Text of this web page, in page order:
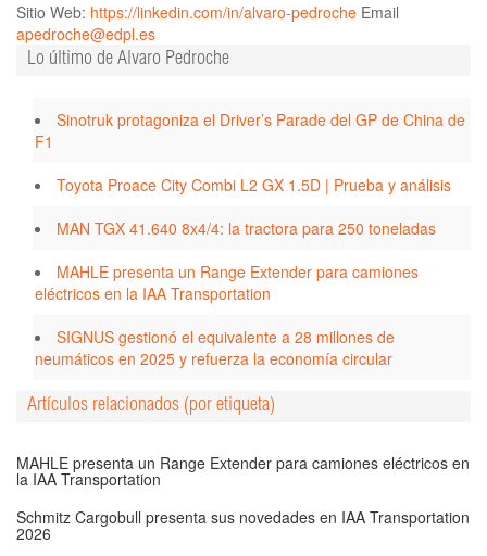
Sitio Web: https://linkedin.com/in/alvaro-pedroche Email
apedroche@edpl.es
Lo último de Alvaro Pedroche
Sinotruk protagoniza el Driver’s Parade del GP de China de
F1
Toyota Proace City Combi L2 GX 1.5D | Prueba y análisis
MAN TGX 41.640 8x4/4: la tractora para 250 toneladas
MAHLE presenta un Range Extender para camiones
eléctricos en la IAA Transportation
SIGNUS gestionó el equivalente a 28 millones de
neumáticos en 2025 y refuerza la economía circular
Artículos relacionados (por etiqueta)
MAHLE presenta un Range Extender para camiones eléctricos en
la IAA Transportation
Schmitz Cargobull presenta sus novedades en IAA Transportation
2026